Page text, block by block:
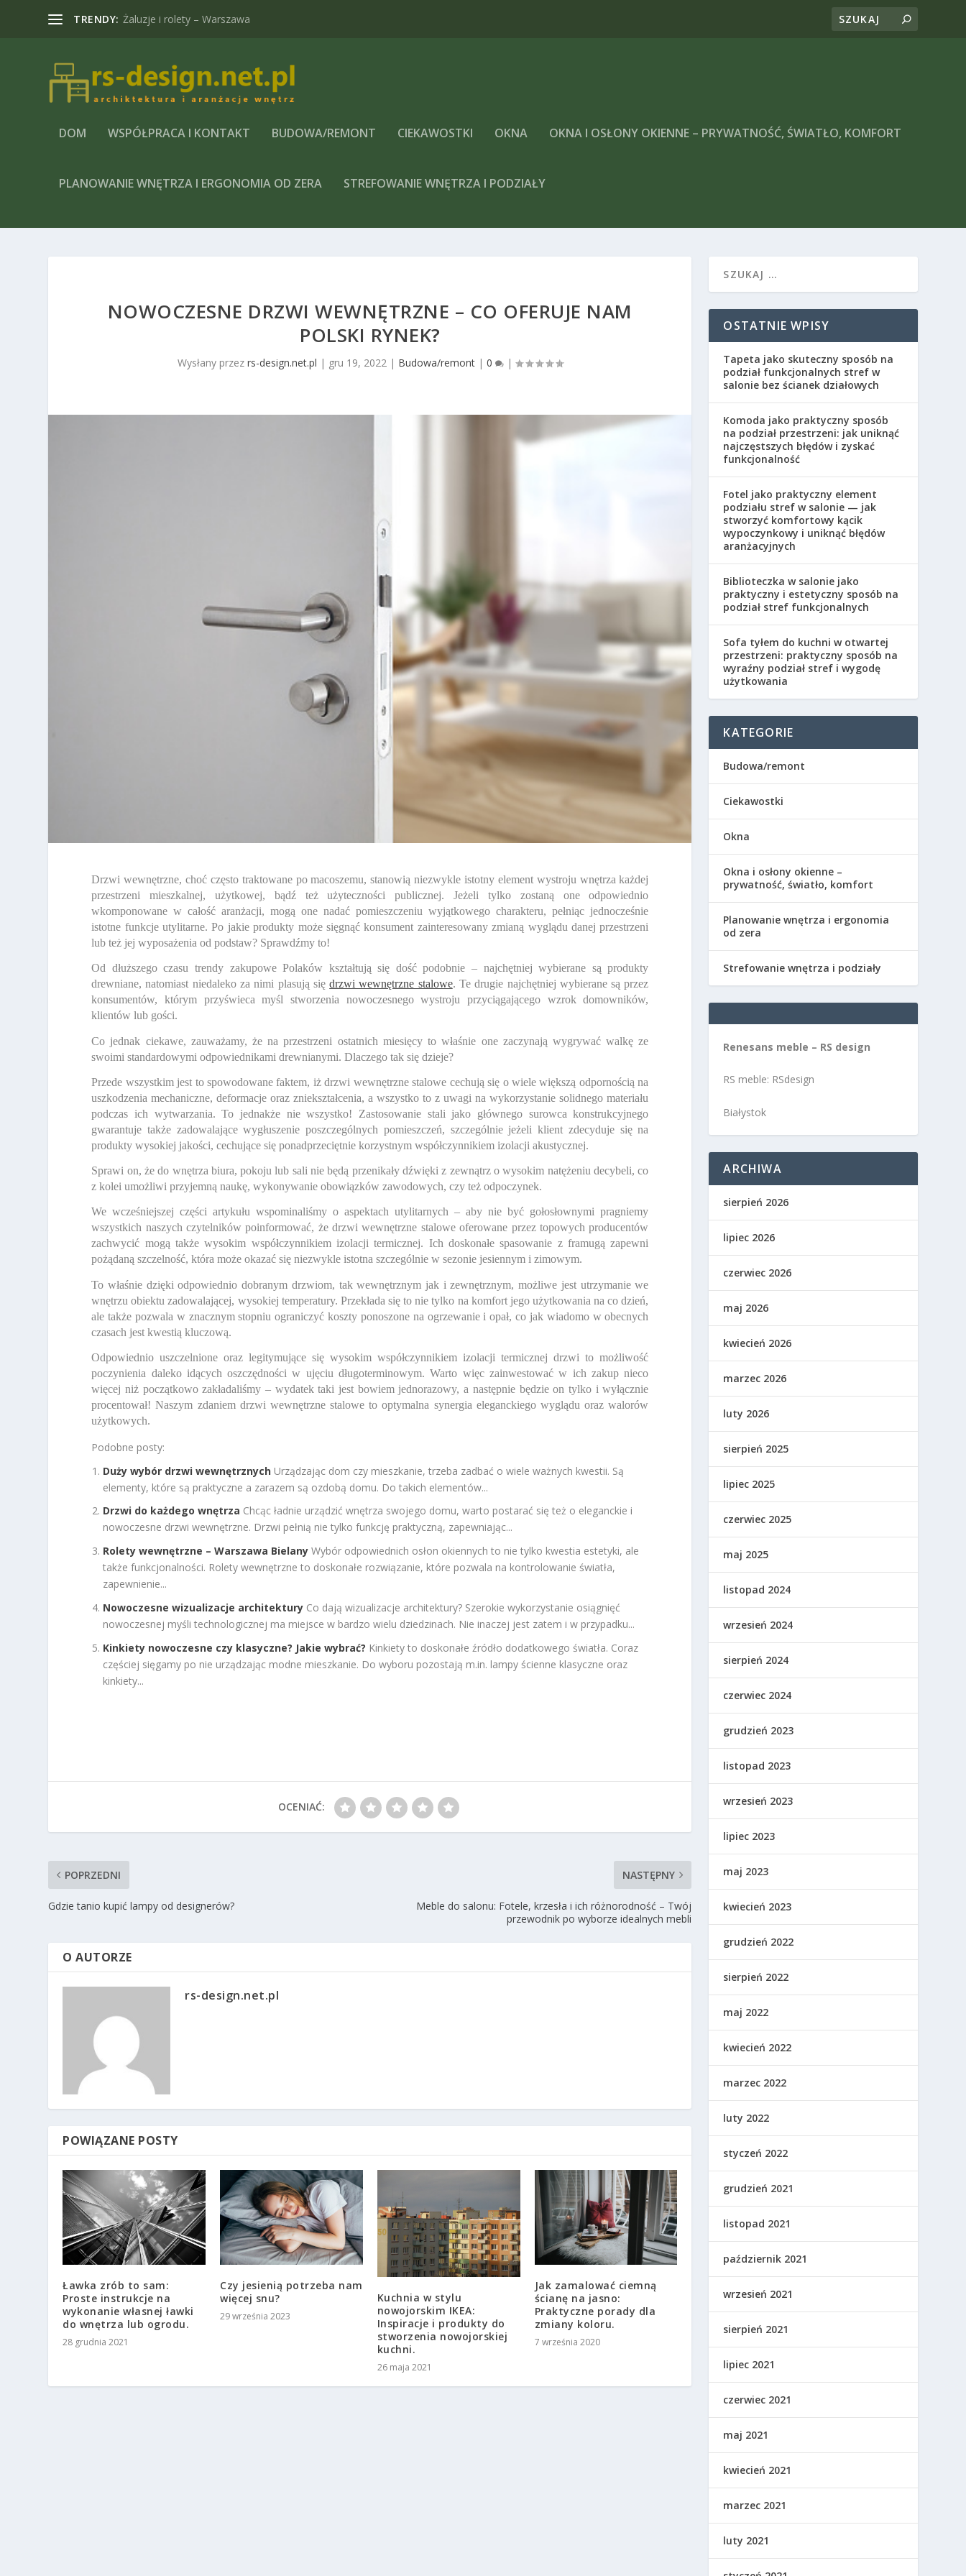
TRENDY: Żaluzje i rolety – Warszawa
DOM WSPÓŁPRACA I KONTAKT BUDOWA/REMONT CIEKAWOSTKI OKNA OKNA I OSŁONY OKIENNE – PRYWATNOŚĆ, ŚWIATŁO, KOMFORT
PLANOWANIE WNĘTRZA I ERGONOMIA OD ZERA STREFOWANIE WNĘTRZA I PODZIAŁY
NOWOCZESNE DRZWI WEWNĘTRZNE – CO OFERUJE NAM
POLSKI RYNEK?
Wysłany przez rs-design.net.pl | gru 19, 2022| Budowa/remont| 0 |
Drzwi wewnętrzne, choć często traktowane po macoszemu, stanowią niezwykle istotny element wystroju wnętrza każdej
przestrzeni mieszkalnej, użytkowej, bądź też użyteczności publicznej. Jeżeli tylko zostaną one odpowiednio
wkomponowane w całość aranżacji, mogą one nadać pomieszczeniu wyjątkowego charakteru, pełniąc jednocześnie
istotne funkcje utylitarne. Po jakie produkty może sięgnąć konsument zainteresowany zmianą wyglądu danej przestrzeni
lub też jej wyposażenia od podstaw? Sprawdźmy to!
Od dłuższego czasu trendy zakupowe Polaków kształtują się dość podobnie – najchętniej wybierane są produkty
drewniane, natomiast niedaleko za nimi plasują siędrzwi wewnętrzne stalowe. Te drugie najchętniej wybierane są przez
konsumentów, którym przyświeca myśl stworzenia nowoczesnego wystroju przyciągającego wzrok domowników,
klientów lub gości.
Co jednak ciekawe, zauważamy, że na przestrzeni ostatnich miesięcy to właśnie one zaczynają wygrywać walkę ze
swoimi standardowymi odpowiednikami drewnianymi. Dlaczego tak się dzieje?
Przede wszystkim jest to spowodowane faktem, iż drzwi wewnętrzne stalowe cechują się o wiele większą odpornością na
uszkodzenia mechaniczne, deformacje oraz zniekształcenia, a wszystko to z uwagi na wykorzystanie solidnego materiału
podczas ich wytwarzania. To jednakże nie wszystko! Zastosowanie stali jako głównego surowca konstrukcyjnego
gwarantuje także zadowalające wygłuszenie poszczególnych pomieszczeń, szczególnie jeżeli klient zdecyduje się na
produkty wysokiej jakości, cechujące się ponadprzeciętnie korzystnym współczynnikiem izolacji akustycznej.
Sprawi on, że do wnętrza biura, pokoju lub sali nie będą przenikały dźwięki z zewnątrz o wysokim natężeniu decybeli, co
z kolei umożliwi przyjemną naukę, wykonywanie obowiązków zawodowych, czy też odpoczynek.
We wcześniejszej części artykułu wspominaliśmy o aspektach utylitarnych – aby nie być gołosłownymi pragniemy
wszystkich naszych czytelników poinformować, że drzwi wewnętrzne stalowe oferowane przez topowych producentów
zachwycić mogą także wysokim współczynnikiem izolacji termicznej. Ich doskonałe spasowanie z framugą zapewni
pożądaną szczelność, która może okazać się niezwykle istotna szczególnie w sezonie jesiennym i zimowym.
To właśnie dzięki odpowiednio dobranym drzwiom, tak wewnętrznym jak i zewnętrznym, możliwe jest utrzymanie we
wnętrzu obiektu zadowalającej, wysokiej temperatury. Przekłada się to nie tylko na komfort jego użytkowania na co dzień,
ale także pozwala w znacznym stopniu ograniczyć koszty ponoszone na ogrzewanie i opał, co jak wiadomo w obecnych
czasach jest kwestią kluczową.
Odpowiednio uszczelnione oraz legitymujące się wysokim współczynnikiem izolacji termicznej drzwi to możliwość
poczynienia daleko idących oszczędności w ujęciu długoterminowym. Warto więc zainwestować w ich zakup nieco
więcej niż początkowo zakładaliśmy – wydatek taki jest bowiem jednorazowy, a następnie będzie on tylko i wyłącznie
procentował! Naszym zdaniem drzwi wewnętrzne stalowe to optymalna synergia eleganckiego wyglądu oraz walorów
użytkowych.
Podobne posty:
Duży wybór drzwi wewnętrznych Urządzając dom czy mieszkanie, trzeba zadbać o wiele ważnych kwestii. Są
elementy, które są praktyczne a zarazem są ozdobą domu. Do takich elementów...
Drzwi do każdego wnętrza Chcąc ładnie urządzić wnętrza swojego domu, warto postarać się też o eleganckie i
nowoczesne drzwi wewnętrzne. Drzwi pełnią nie tylko funkcję praktyczną, zapewniając...
Rolety wewnętrzne – Warszawa Bielany Wybór odpowiednich osłon okiennych to nie tylko kwestia estetyki, ale
także funkcjonalności. Rolety wewnętrzne to doskonałe rozwiązanie, które pozwala na kontrolowanie światła,
zapewnienie...
Nowoczesne wizualizacje architektury Co dają wizualizacje architektury? Szerokie wykorzystanie osiągnięć
nowoczesnej myśli technologicznej ma miejsce w bardzo wielu dziedzinach. Nie inaczej jest zatem i w przypadku...
Kinkiety nowoczesne czy klasyczne? Jakie wybrać? Kinkiety to doskonałe źródło dodatkowego światła. Coraz
częściej sięgamy po nie urządzając modne mieszkanie. Do wyboru pozostają m.in. lampy ścienne klasyczne oraz
kinkiety...
OCENIAĆ:
POPRZEDNI
Gdzie tanio kupić lampy od designerów?
NASTĘPNY
Meble do salonu: Fotele, krzesła i ich różnorodność – Twój
przewodnik po wyborze idealnych mebli
O AUTORZE
rs-design.net.pl
POWIĄZANE POSTY
Ławka zrób to sam:
Proste instrukcje na
wykonanie własnej ławki
do wnętrza lub ogrodu.
28 grudnia 2021
Czy jesienią potrzeba nam
więcej snu?
29 września 2023
Kuchnia w stylu
nowojorskim IKEA:
Inspiracje i produkty do
stworzenia nowojorskiej
kuchni.
26 maja 2021
Jak zamalować ciemną
ścianę na jasno:
Praktyczne porady dla
zmiany koloru.
7 września 2020
OSTATNIE WPISY
Tapeta jako skuteczny sposób na
podział funkcjonalnych stref w
salonie bez ścianek działowych
Komoda jako praktyczny sposób
na podział przestrzeni: jak uniknąć
najczęstszych błędów i zyskać
funkcjonalność
Fotel jako praktyczny element
podziału stref w salonie — jak
stworzyć komfortowy kącik
wypoczynkowy i uniknąć błędów
aranżacyjnych
Biblioteczka w salonie jako
praktyczny i estetyczny sposób na
podział stref funkcjonalnych
Sofa tyłem do kuchni w otwartej
przestrzeni: praktyczny sposób na
wyraźny podział stref i wygodę
użytkowania
KATEGORIE
Budowa/remont
Ciekawostki
Okna
Okna i osłony okienne –
prywatność, światło, komfort
Planowanie wnętrza i ergonomia
od zera
Strefowanie wnętrza i podziały
Renesans meble – RS design
RS meble: RSdesign
Białystok
ARCHIWA
sierpień 2026
lipiec 2026
czerwiec 2026
maj 2026
kwiecień 2026
marzec 2026
luty 2026
sierpień 2025
lipiec 2025
czerwiec 2025
maj 2025
listopad 2024
wrzesień 2024
sierpień 2024
czerwiec 2024
grudzień 2023
listopad 2023
wrzesień 2023
lipiec 2023
maj 2023
kwiecień 2023
grudzień 2022
sierpień 2022
maj 2022
kwiecień 2022
marzec 2022
luty 2022
styczeń 2022
grudzień 2021
listopad 2021
październik 2021
wrzesień 2021
sierpień 2021
lipiec 2021
czerwiec 2021
maj 2021
kwiecień 2021
marzec 2021
luty 2021